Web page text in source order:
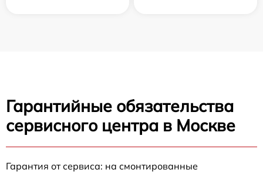
Гарантийные обязательства
сервисного центра в Москве
Гарантия от сервиса: на смонтированные